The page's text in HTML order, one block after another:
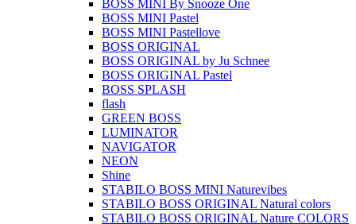
BOSS MINI By Snooze One
BOSS MINI Pastel
BOSS MINI Pastellove
BOSS ORIGINAL
BOSS ORIGINAL by Ju Schnee
BOSS ORIGINAL Pastel
BOSS SPLASH
flash
GREEN BOSS
LUMINATOR
NAVIGATOR
NEON
Shine
STABILO BOSS MINI Naturevibes
STABILO BOSS ORIGINAL Natural colors
STABILO BOSS ORIGINAL Nature COLORS